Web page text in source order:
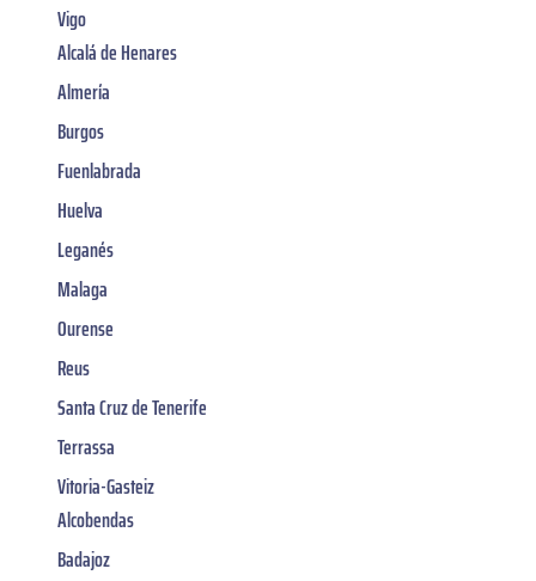
Vigo
Alcalá de Henares
Almería
Burgos
Fuenlabrada
Huelva
Leganés
Malaga
Ourense
Reus
Santa Cruz de Tenerife
Terrassa
Vitoria-Gasteiz
Alcobendas
Badajoz